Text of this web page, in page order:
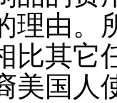
理由。
比其它
美国人